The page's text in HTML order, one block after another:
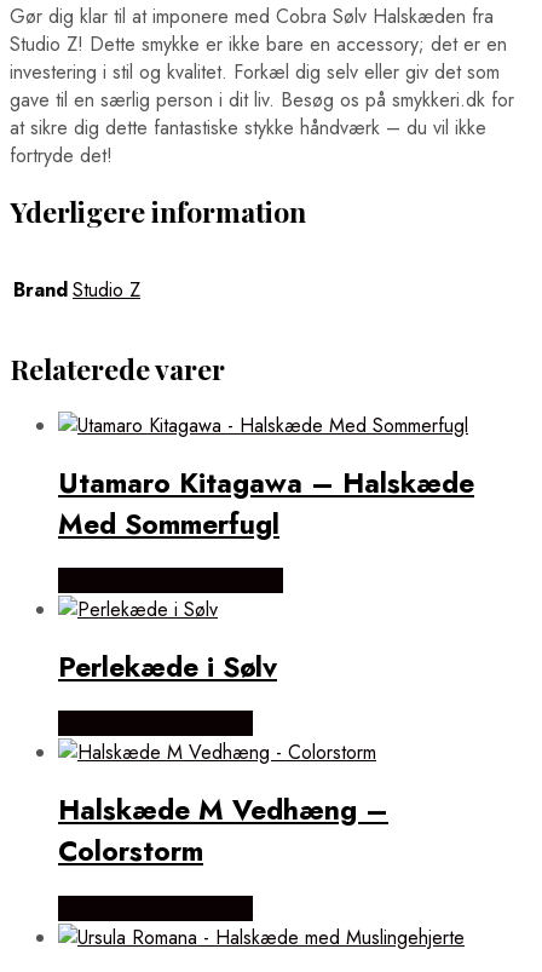
Gør dig klar til at imponere med Cobra Sølv Halskæden fra
Studio Z! Dette smykke er ikke bare en accessory; det er en
investering i stil og kvalitet. Forkæl dig selv eller giv det som
gave til en særlig person i dit liv. Besøg os på smykkeri.dk for
at sikre dig dette fantastiske stykke håndværk – du vil ikke
fortryde det!
Yderligere information
BrandStudio Z
Relaterede varer
Utamaro Kitagawa – Halskæde
Med Sommerfugl
Perlekæde i Sølv
Halskæde M Vedhæng –
Colorstorm